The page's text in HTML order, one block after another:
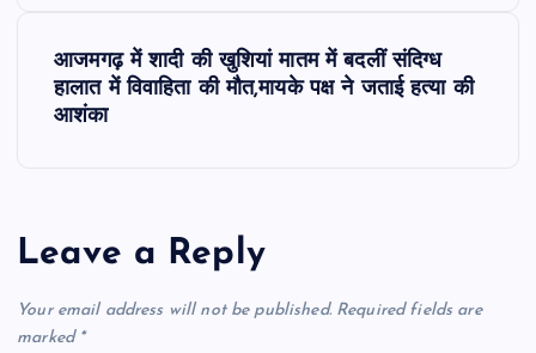
v
i
आजमगढ़ में शादी की खुशियां मातम में बदलीं संदिग्ध
हालात में विवाहिता की मौत,मायके पक्ष ने जताई हत्या की
आशंका
Leave a Reply
Your email address will not be published. Required fields are
marked *